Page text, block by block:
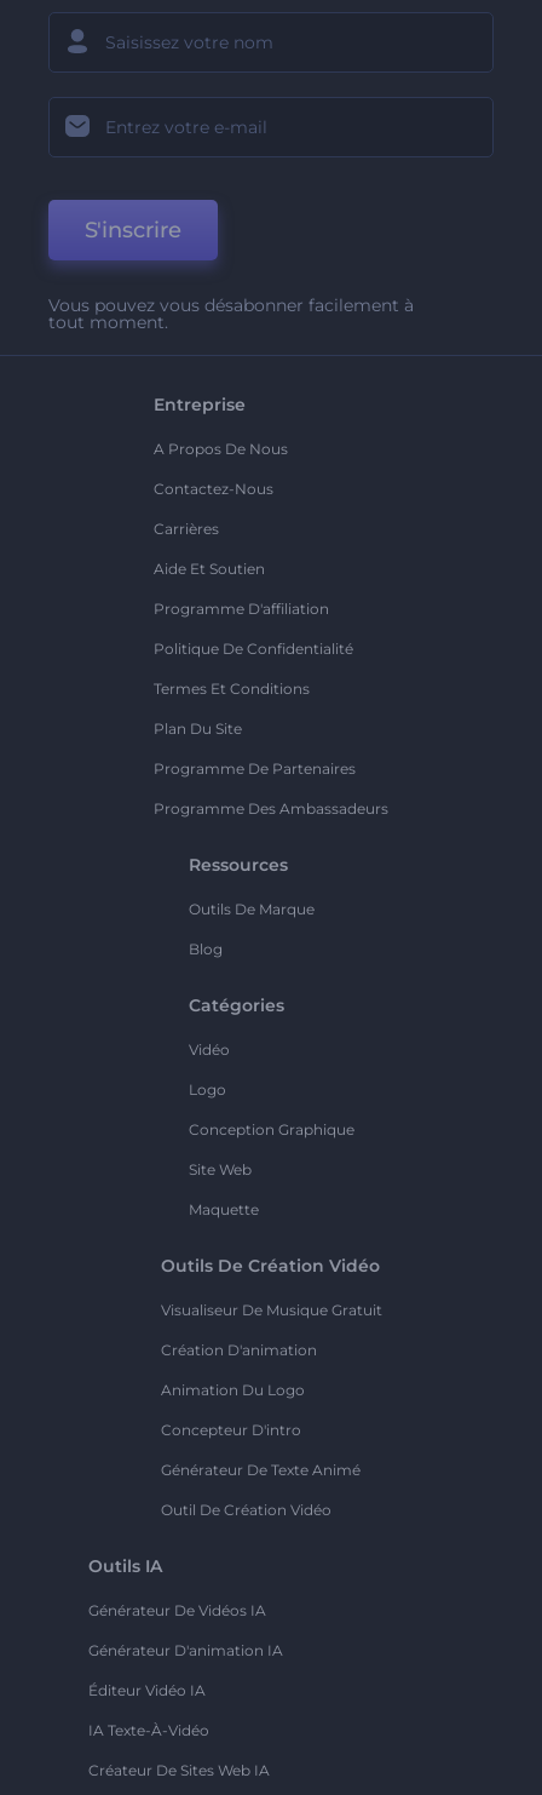
S'inscrire
Vous pouvez vous désabonner facilement à
tout moment.
Entreprise
A Propos De Nous
Contactez-Nous
Carrières
Aide Et Soutien
Programme D'affiliation
Politique De Confidentialité
Termes Et Conditions
Plan Du Site
Programme De Partenaires
Programme Des Ambassadeurs
Ressources
Outils De Marque
Blog
Catégories
Vidéo
Logo
Conception Graphique
Site Web
Maquette
Outils De Création Vidéo
Visualiseur De Musique Gratuit
Création D'animation
Animation Du Logo
Concepteur D'intro
Générateur De Texte Animé
Outil De Création Vidéo
Outils IA
Générateur De Vidéos IA
Générateur D'animation IA
Éditeur Vidéo IA
IA Texte-À-Vidéo
Créateur De Sites Web IA